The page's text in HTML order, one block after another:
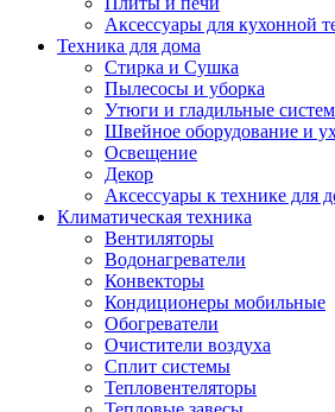
Аксессуары для кухонной
Техника для дома
Стирка и Сушка
Пылесосы и уборка
Утюги и гладильные
Швейное оборудование и
Освещение
Декор
Аксессуары к технике для
Климатическая техника
Вентиляторы
Водонагреватели
Конвекторы
Кондиционеры мобильные
Обогреватели
Очистители воздуха
Сплит системы
Тепловентеляторы